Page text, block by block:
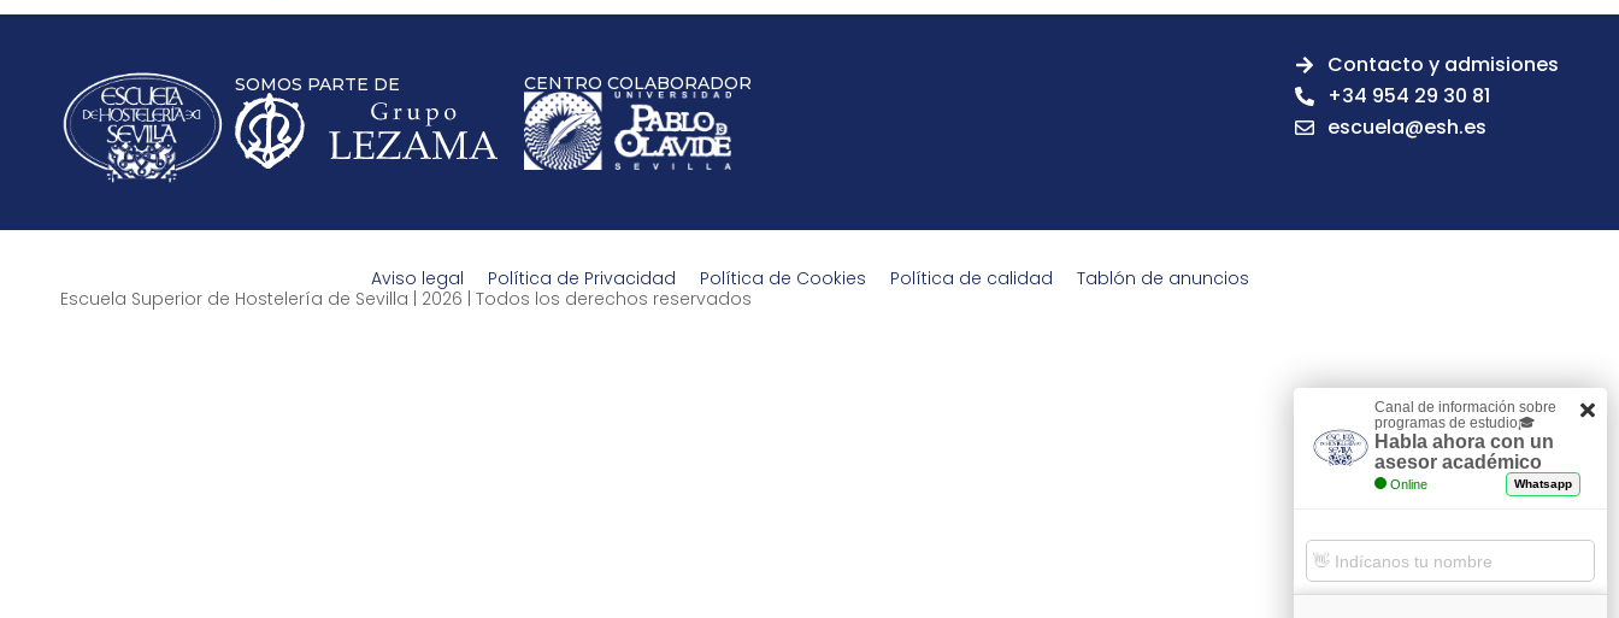
SOMOS PARTE DE CENTRO COLABORADOR
Contacto y admisiones
+34 954 29 30 81
escuela@esh.es
Aviso legal Política de Privacidad Política de Cookies Política de calidad
Tablón de anuncios
Escuela Superior de Hostelería de Sevilla | 2026 | Todos los derechos reservados
Canal de información sobre
programas de estudio🎓
Habla ahora con un
asesor académico
Online Whatsapp